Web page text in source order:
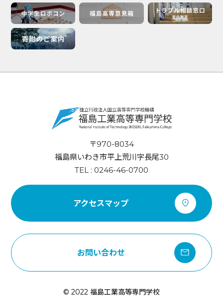
〒970-8034
福島県いわき市平上荒川字長尾30
TEL : 0246-46-0700
アクセスマップ
お問い合わせ
© 2022 福島工業高等専門学校